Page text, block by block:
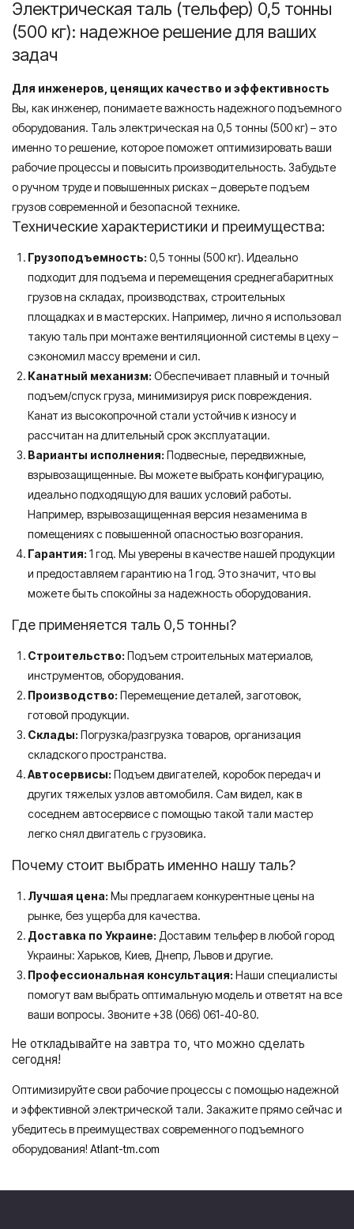
Электрическая таль (тельфер) 0,5 тонны
(500 кг): надежное решение для ваших
задач
Для инженеров, ценящих качество и эффективность
Вы, как инженер, понимаете важность надежного подъемного
оборудования. Таль электрическая на 0,5 тонны (500 кг) – это
именно то решение, которое поможет оптимизировать ваши
рабочие процессы и повысить производительность. Забудьте
о ручном труде и повышенных рисках – доверьте подъем
грузов современной и безопасной технике.
Технические характеристики и преимущества:
Грузоподъемность: 0,5 тонны (500 кг). Идеально
подходит для подъема и перемещения среднегабаритных
грузов на складах, производствах, строительных
площадках и в мастерских. Например, лично я использовал
такую таль при монтаже вентиляционной системы в цеху –
сэкономил массу времени и сил.
Канатный механизм: Обеспечивает плавный и точный
подъем/спуск груза, минимизируя риск повреждения.
Канат из высокопрочной стали устойчив к износу и
рассчитан на длительный срок эксплуатации.
Варианты исполнения: Подвесные, передвижные,
взрывозащищенные. Вы можете выбрать конфигурацию,
идеально подходящую для ваших условий работы.
Например, взрывозащищенная версия незаменима в
помещениях с повышенной опасностью возгорания.
Гарантия: 1 год. Мы уверены в качестве нашей продукции
и предоставляем гарантию на 1 год. Это значит, что вы
можете быть спокойны за надежность оборудования.
Где применяется таль 0,5 тонны?
Строительство: Подъем строительных материалов,
инструментов, оборудования.
Производство: Перемещение деталей, заготовок,
готовой продукции.
Склады: Погрузка/разгрузка товаров, организация
складского пространства.
Автосервисы: Подъем двигателей, коробок передач и
других тяжелых узлов автомобиля. Сам видел, как в
соседнем автосервисе с помощью такой тали мастер
легко снял двигатель с грузовика.
Почему стоит выбрать именно нашу таль?
Лучшая цена: Мы предлагаем конкурентные цены на
рынке, без ущерба для качества.
Доставка по Украине: Доставим тельфер в любой город
Украины: Харьков, Киев, Днепр, Львов и другие.
Профессиональная консультация: Наши специалисты
помогут вам выбрать оптимальную модель и ответят на все
ваши вопросы. Звоните +38 (066) 061-40-80.
Не откладывайте на завтра то, что можно сделать
сегодня!
Оптимизируйте свои рабочие процессы с помощью надежной
и эффективной электрической тали. Закажите прямо сейчас и
убедитесь в преимуществах современного подъемного
оборудования! Atlant-tm.com